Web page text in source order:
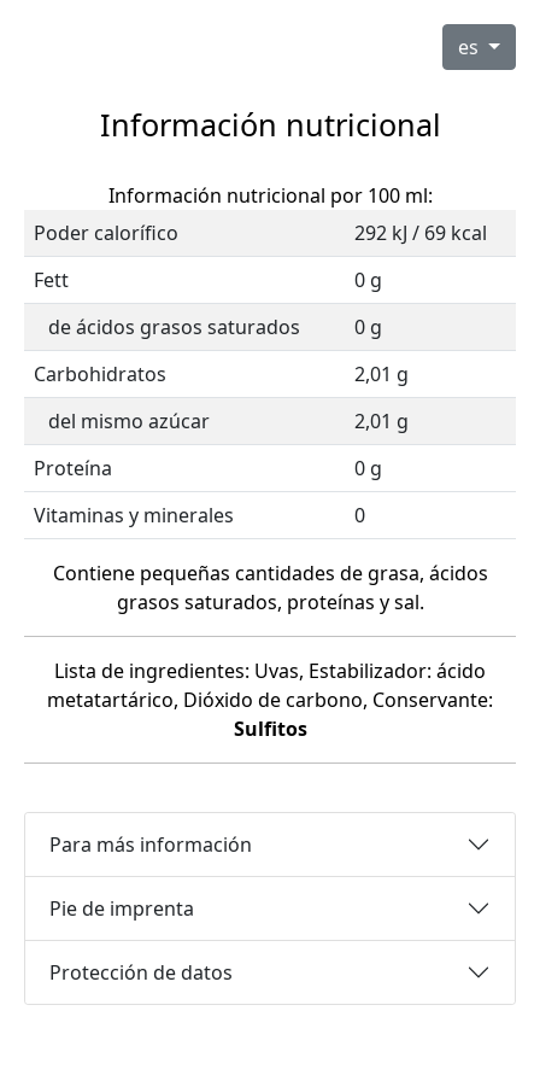
es
Información nutricional
Información nutricional por 100 ml:
Poder calorífico
292 kJ / 69 kcal
Fett
0 g
de ácidos grasos saturados
0 g
Carbohidratos
2,01 g
del mismo azúcar
2,01 g
Proteína
0 g
Vitaminas y minerales
0
Contiene pequeñas cantidades de grasa, ácidos
grasos saturados, proteínas y sal.
Lista de ingredientes: Uvas, Estabilizador: ácido
metatartárico, Dióxido de carbono, Conservante:
Sulfitos
Para más información
Pie de imprenta
Protección de datos